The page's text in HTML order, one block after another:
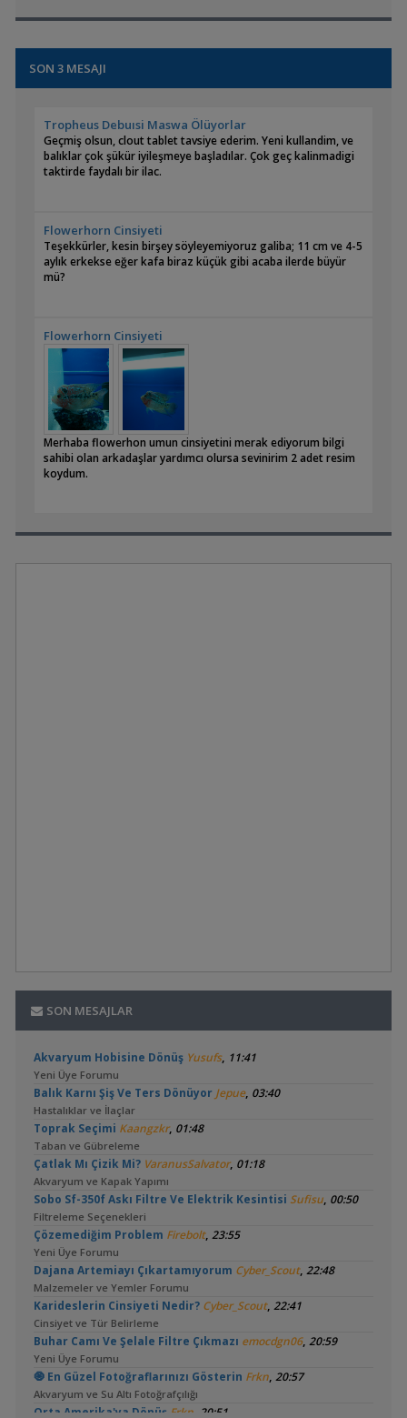
SON 3 MESAJI
Tropheus Debuısi Maswa Ölüyorlar
Geçmiş olsun, clout tablet tavsiye ederim. Yeni kullandim, ve
balıklar çok şükür iyileşmeye başladılar. Çok geç kalinmadigi
taktirde faydalı bir ilac.
Flowerhorn Cinsiyeti
Teşekkürler, kesin birşey söyleyemiyoruz galiba; 11 cm ve 4-5
aylık erkekse eğer kafa biraz küçük gibi acaba ilerde büyür
mü?
Flowerhorn Cinsiyeti
Merhaba flowerhon umun cinsiyetini merak ediyorum bilgi
sahibi olan arkadaşlar yardımcı olursa sevinirim 2 adet resim
koydum.
SON MESAJLAR
Akvaryum Hobisine Dönüş Yusufs, 11:41
Yeni Üye Forumu
Balık Karnı Şiş Ve Ters Dönüyor Jepue, 03:40
Hastalıklar ve İlaçlar
Toprak Seçimi Kaangzkr, 01:48
Taban ve Gübreleme
Çatlak Mı Çizik Mi? VaranusSalvator, 01:18
Akvaryum ve Kapak Yapımı
Sobo Sf-350f Askı Filtre Ve Elektrik Kesintisi Sufisu, 00:50
Filtreleme Seçenekleri
Çözemediğim Problem Firebolt, 23:55
Yeni Üye Forumu
Dajana Artemiayı Çıkartamıyorum Cyber_Scout, 22:48
Malzemeler ve Yemler Forumu
Karideslerin Cinsiyeti Nedir? Cyber_Scout, 22:41
Cinsiyet ve Tür Belirleme
Buhar Camı Ve Şelale Filtre Çıkmazı emocdgn06, 20:59
Yeni Üye Forumu
🧿 En Güzel Fotoğraflarınızı Gösterin Frkn, 20:57
Akvaryum ve Su Altı Fotoğrafçılığı
Orta Amerika'ya Dönüş Frkn, 20:51